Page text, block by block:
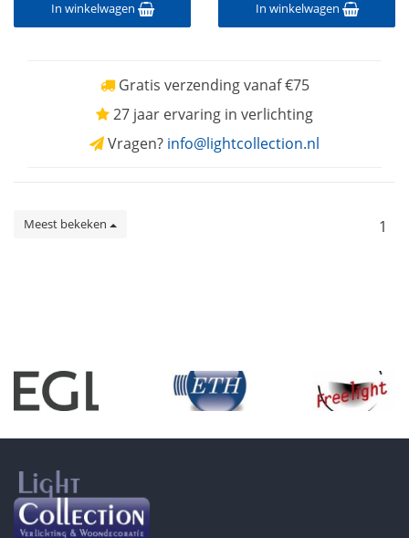
In winkelwagen In winkelwagen
Gratis verzending vanaf €75
27 jaar ervaring in verlichting
Vragen? info@lightcollection.nl
Meest bekeken 1